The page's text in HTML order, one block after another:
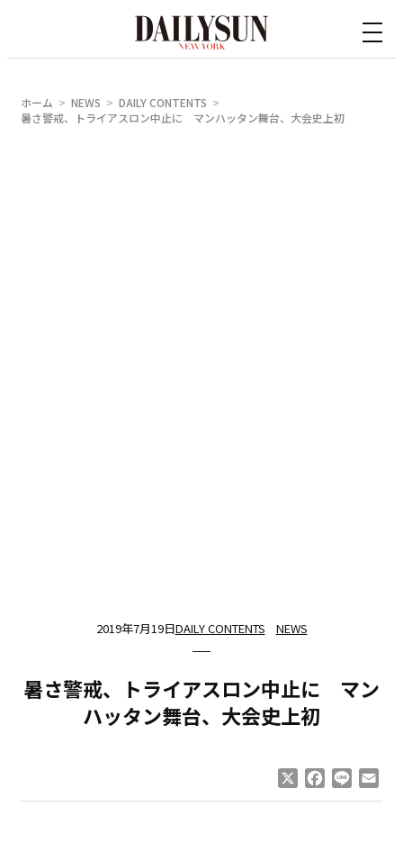
ホーム NEWS
DAILY CONTENTS
暑さ警戒、トライアスロン中止に マンハッタン舞台、大会史上初
2019年7月19日DAILY CONTENTS NEWS
暑さ警戒、トライアスロン中止に マン
ハッタン舞台、大会史上初
Facebook
Line